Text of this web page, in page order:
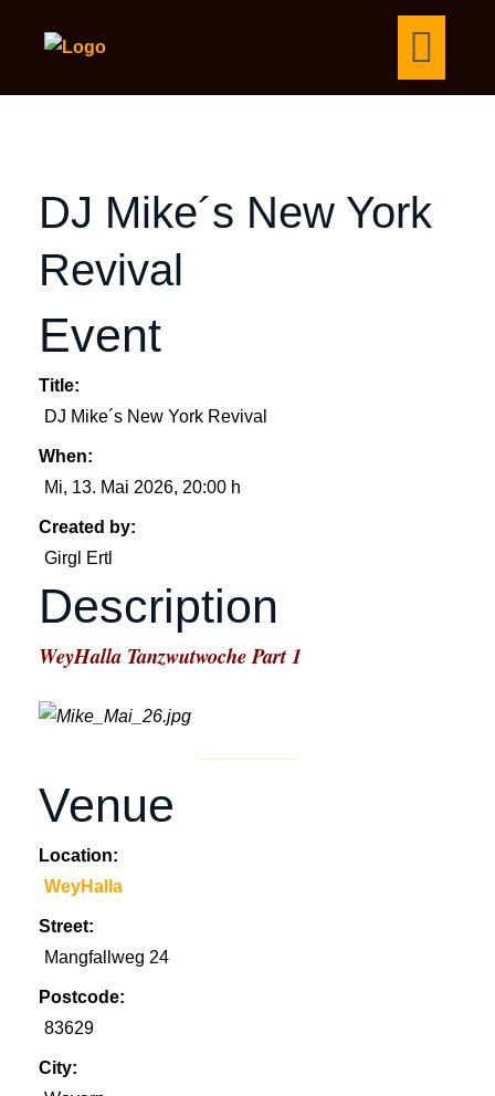
DJ Mike´s New York
Revival
Event
Title:
DJ Mike´s New York Revival
When:
Mi, 13. Mai 2026, 20:00 h
Created by:
Girgl Ertl
Description
WeyHalla Tanzwutwoche Part 1
Venue
Location:
WeyHalla
Street:
Mangfallweg 24
Postcode:
83629
City: